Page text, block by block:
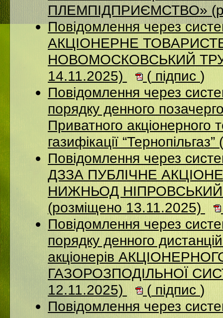
ПЛЕМПІДПРИЄМСТВО»
Повідомлення через
АКЦIОНЕРНЕ
НОВОМОСКОВСЬКИЙ
14.11.2025)
( підпис )
Повідомлення через
порядку денного
Приватного акціонерного
газифікації
Повідомлення через
ДЗЗА ПУБЛІЧНЕ
НИЖНЬОД
(розміщено 13.11.2025)
Повідомлення через
порядку денного
акціонерів
ГАЗОРОЗПОДІЛЬНОЇ
12.11.2025)
( підпис )
Повідомлення через